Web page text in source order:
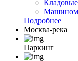
Кладовые
Подробнее
Москва-река
Паркинг